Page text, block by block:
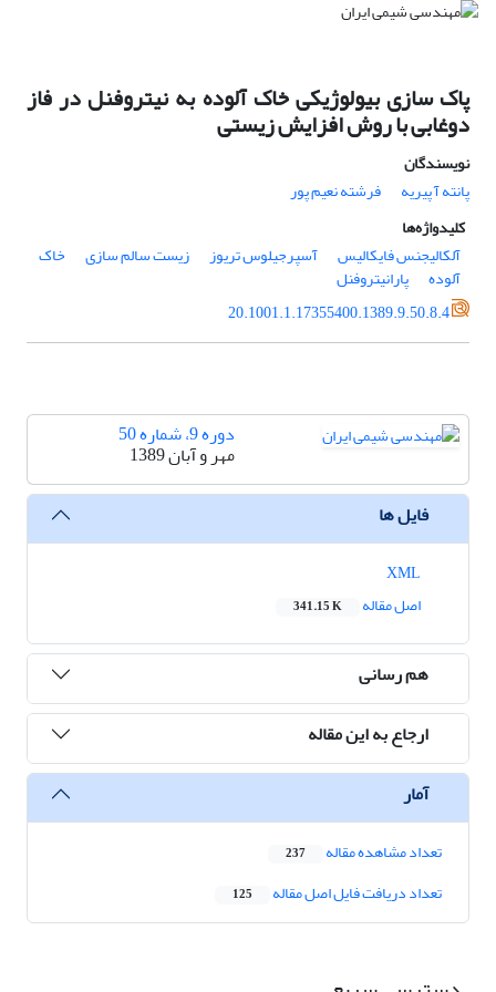
پاک سازی بیولوژیکی خاک آلوده به نیتروفنل در فاز
دوغابی با روش افزایش زیستی
نویسندگان
پانته آ پیریه
فرشته نعیم پور
کلیدواژه‌ها
آلکالیجنس فایکالیس
آسپرجیلوس تریوز زیست سالم سازی خاک
آلوده
پارانیتروفنل
20.1001.1.17355400.1389.9.50.8.4
دوره 9، شماره 50
مهر و آبان 1389
فایل ها
اصل مقاله
341.15 K
هم رسانی
ارجاع به این مقاله
آمار
تعداد مشاهده مقاله 237
تعداد دریافت فایل اصل مقاله 125